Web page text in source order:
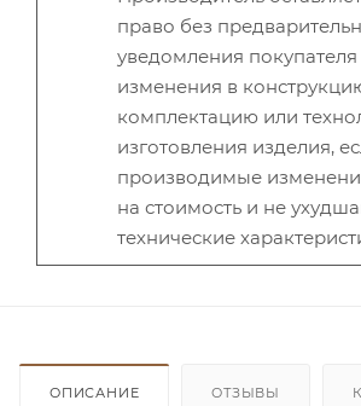
право без
уведомления покупателя
изменения в
комплектацию или
изготовления изделия,
производимые
на стоимость и не
технические
ОПИСАНИЕ ОТЗЫВЫ